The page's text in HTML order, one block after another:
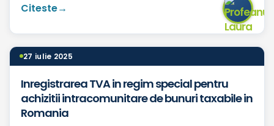
Citeste
27 iulie 2025
Inregistrarea TVA in regim special pentru
achizitii intracomunitare de bunuri taxabile in
Romania